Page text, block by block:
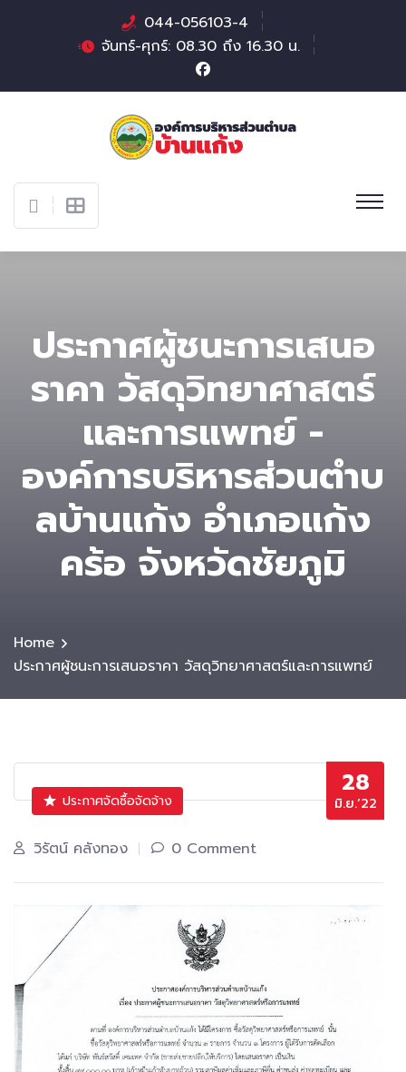
044-056103-4
จันทร์-ศุกร์: 08.30 ถึง 16.30 น.
ประกาศผู้ชนะการเสนอ
ราคา วัสดุวิทยาศาสตร์
และการแพทย์ -
องค์การบริหารส่วนตําบ
ลบ้านแก้ง อำเภอแก้ง
คร้อ จังหวัดชัยภูมิ
Home
ประกาศผู้ชนะการเสนอราคา วัสดุวิทยาศาสตร์และการแพทย์
28
มิ.ย.’22
ประกาศจัดซื้อจัดจ้าง
วิรัตน์ คลังทอง 0 Comment